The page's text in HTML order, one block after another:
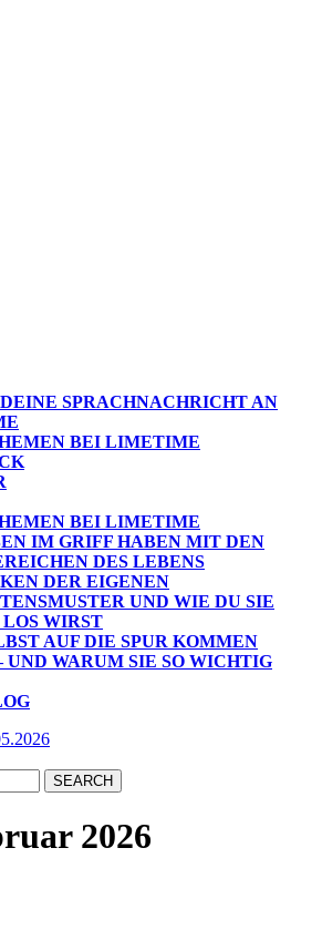
SPRACHNACHRICHT AN
BEI LIMETIME
BEI LIMETIME
IM GRIFF HABEN MIT DEN
DES LEBENS
DER EIGENEN
UND WIE DU SIE
WIRST
AUF DIE SPUR KOMMEN
UND WARUM SIE SO WICHTIG
Nächste
am:
17.05.2026
2026